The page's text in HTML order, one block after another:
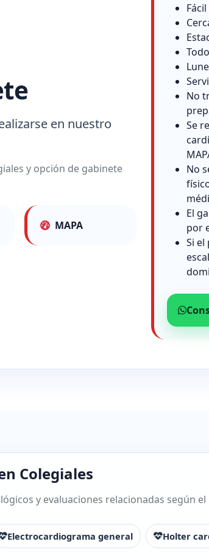
en nuestro
y opción de gabinete
MAPA
No
Se
No
El
por
Si
Colegiales
y evaluaciones relacionadas según
Electrocardiograma general Holter